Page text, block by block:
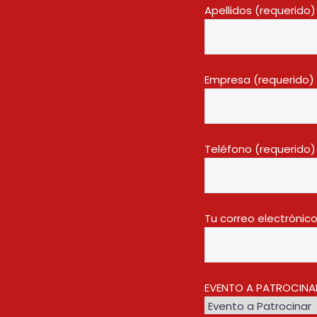
Apellidos (requerido)
Empresa (requerido)
Teléfono (requerido)
Tu correo
EVENTO A